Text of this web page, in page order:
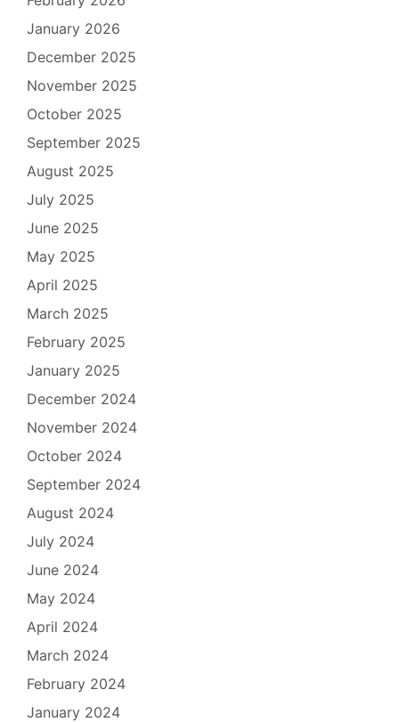
January 2026
December 2025
November 2025
October 2025
September 2025
August 2025
July 2025
June 2025
May 2025
April 2025
March 2025
February 2025
January 2025
December 2024
November 2024
October 2024
September 2024
August 2024
July 2024
June 2024
May 2024
April 2024
March 2024
February 2024
January 2024